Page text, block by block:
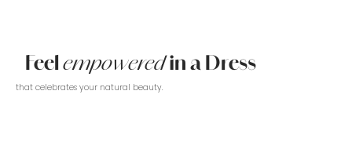
Feelempoweredin a Dress
that celebrates your natural beauty.